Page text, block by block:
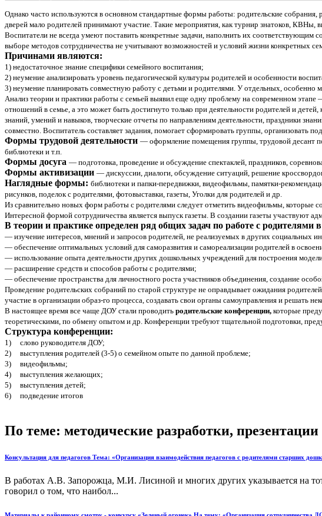
Однако часто используются в основном стандартные формы работы: родительские
дверей мало родителей принимают участие. Такие мероприятия, как турнир знатоков, КВНы,
Воспитатели не всегда умеют поставить конкретные задачи, наполнить их
выборе методов сотрудничества не учитывают возможностей и условий жизни конкретных
Причинами являются:
1) недостаточное знание специфики семейного воспитания;
2) неумение анализировать уровень педагогической культуры родителей и особенности
3) неумение планировать совместную работу с детьми и родителями. У отдельных,
Анализ теории и практики работы с семьей выявил еще одну проблему на современном этапе
отношений в семье, а это может быть достигнуто только при деятельности родителей и
знаний, умений и навыков, творческие отчеты по направлениям деятельности, праздники
совместно. Воспитатель составляет задания, помогает сформировать группы, организовать
Формы трудовой деятельности — оформление помещения группы, трудовой десант
библиотеки и т.п.
Формы досуга — подготовка, проведение и обсуждение спектаклей, праздников,
Формы активизации — дискуссии, диалоги, обсуждение ситуаций, решение
Наглядные формы: библиотеки и папки-передвижки, видеофильмы, памятки-
рисунков, поделок с родителями, фотовыставки, газеты, Уголки для родителей и др.
Из сравнительно новых форм работы с родителями следует отметить видеофильмы, которые
Интересной формой сотрудничества является выпуск газеты. В создании газеты участвуют
В теории и практике определен ряд общих задач по работе с
— изучение интересов, мнений и запросов родителей, не реализуемых в других социальных
— обеспечение оптимальных условий для саморазвития и самореализации родителей в
— использование опыта деятельности других дошкольных учреждений для построения
— расширение средств и способов работы с родителями;
— обеспечение пространства для личностного роста участников объединения, создание
Проведение родительских собраний по старой структуре не оправдывает ожидания
участие в организации образ-го процесса, создавать свои органы самоуправления и
В настоящее время все чаще ДОУ стали проводить родительские конференции, которые
теоретическими, по обмену опытом и др. Конференции требуют тщательной подготовки,
Структура конференции:
1) слово руководителя ДОУ;
2) выступления родителей (3-5) о семейном опыте по данной проблеме;
3) видеофильмы;
4) выступления желающих;
5) выступления детей;
6) подведение итогов
По теме: методические разработки,
Консультация для педагогов Тема: «Организация взаимодействия педагогов с родителями старших
В работах А.В. Запорожца, М.И. Лисиной и многих других указывается на
говорил о том, что наибол...